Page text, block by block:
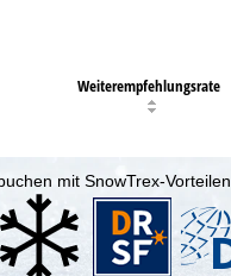
Weiterempfehlungsrate
mit SnowTrex-Vorteilen